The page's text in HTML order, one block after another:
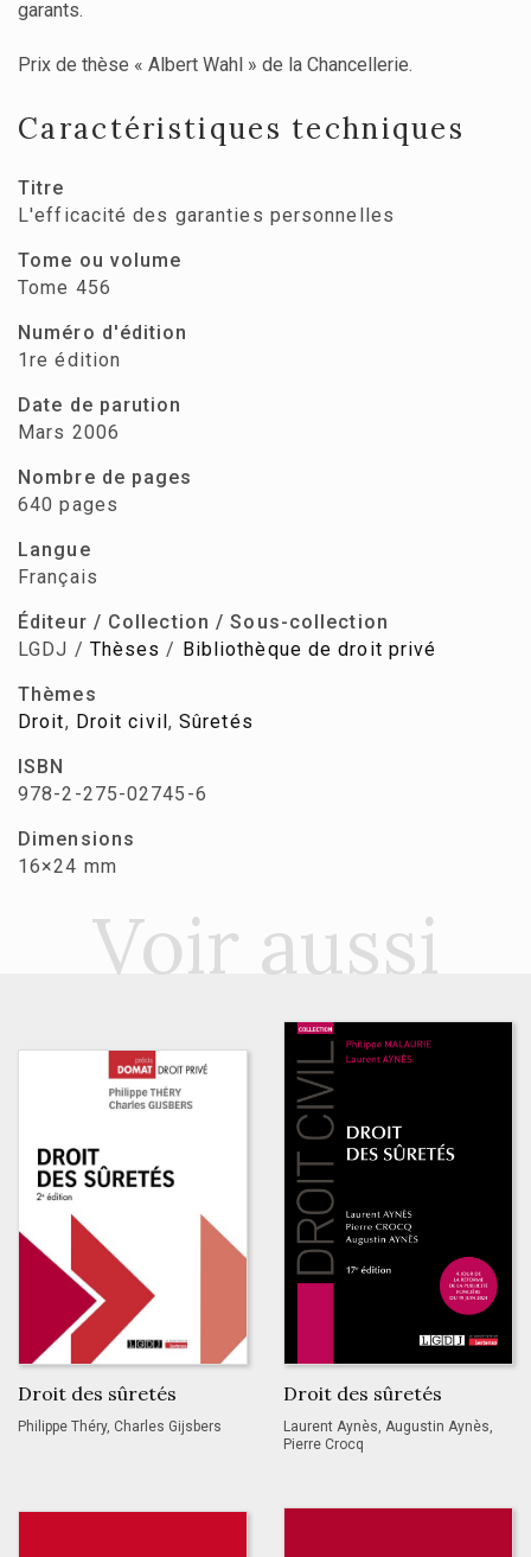
garants.
Prix de thèse « Albert Wahl » de la Chancellerie.
Caractéristiques techniques
Titre
L'efficacité des garanties personnelles
Tome ou volume
Tome 456
Numéro d'édition
1re édition
Date de parution
Mars 2006
Nombre de pages
640 pages
Langue
Français
Éditeur / Collection / Sous-collection
LGDJ / Thèses / Bibliothèque de droit privé
Thèmes
Droit, Droit civil,Sûretés
ISBN
978-2-275-02745-6
Dimensions
16×24 mm
Voir aussi
Droit des sûretés
Philippe Théry, Charles Gijsbers
Droit des sûretés
Laurent Aynès, Augustin Aynès,
Pierre Crocq